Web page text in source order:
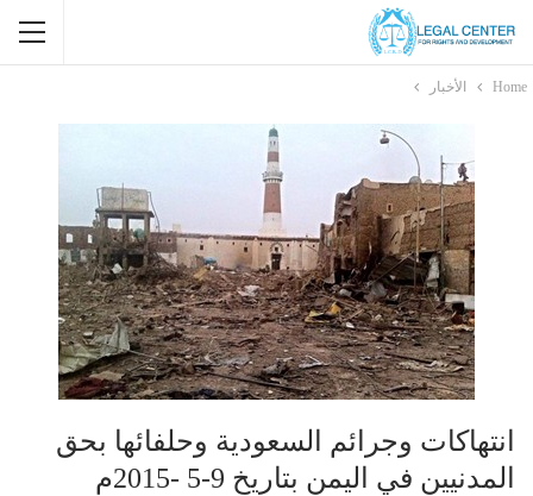
Home الأخبار
انتهاكات وجرائم السعودية وحلفائها بحق
المدنيين في اليمن بتاريخ 9-5 -2015م